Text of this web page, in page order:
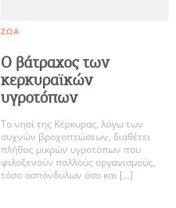
ΖΏΑ
Ο βάτραχος των
κερκυραϊκών
υγροτόπων
Το νησί της Κέρκυρας, λόγω των
συχνών βροχοπτώσεων, διαθέτει
πλήθος μικρών υγροτόπων που
φιλοξενούν πολλούς οργανισμούς,
τόσο ασπόνδυλων όσο και […]